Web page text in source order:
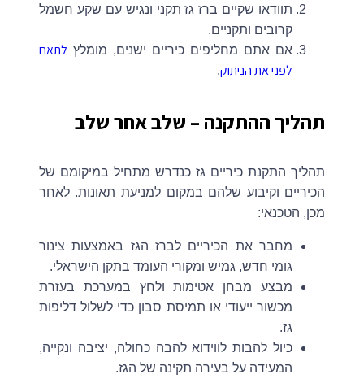
תוודאו שקיים ברז גז תקני ונגיש עם שקע חשמל
קרובים ותקניים.
אם אתם מחליפים כיריים ישנים, מומלץ לתאם
לפני את הניתוק.
תהליך ההתקנה – שלב אחר שלב
תהליך התקנת כיריים גז כנדרש מתחיל במיקומם של
הכיריים וקיבוע שלהם במקום למניעת תאונות. לאחר
מכן, הטכנאי:
מחבר את הכיריים לברז הגז באמצעות צינור
גומי חדש, גמיש ומקורי העומד בתקן הישראלי.
מבצע מבחן אטימות ולחץ במערכת בעזרת
מכשור ייעודי או תמיסת סבון כדי לשלול דליפות
גז.
כיול להבות לווידוא להבה כחולה, יציבה ונקייה,
המעידה על בעירה תקינה של הגז.